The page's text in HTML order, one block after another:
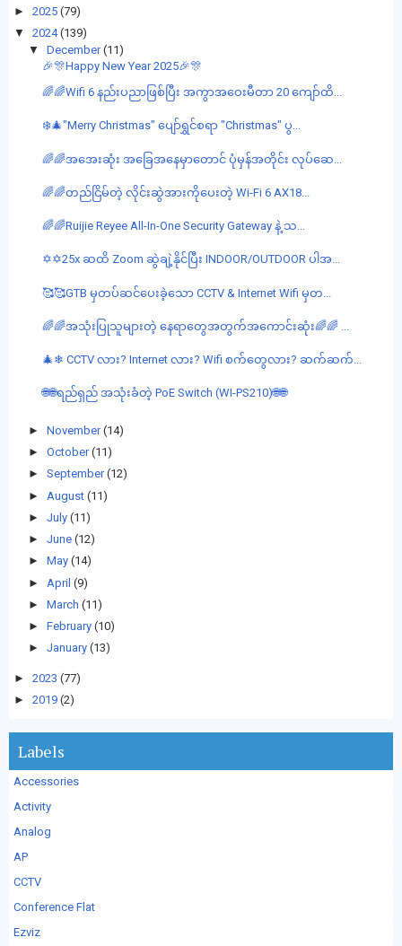
► 2025 (79)
▼
2024 (139)
▼
December (11)
🎉🎊Happy New Year 2025🎉🎊
🌈🌈Wifi 6 နည်းပညာဖြစ်ပြီး အကွာအဝေးမီတာ 20 ကျော်ထိ...
❄️🎄"Merry Christmas" ပျော်ရွှင်စရာ "Christmas" ပွ...
🌈🌈အအေးဆုံး အခြေအနေမှာတောင် ပုံမှန်အတိုင်း လုပ်ဆေ...
🌈🌈တည်ငြိမ်တဲ့ လိုင်းဆွဲအားကိုပေးတဲ့ Wi-Fi 6 AX18...
🌈🌈Ruijie Reyee All-In-One Security Gateway နဲ့ သ...
✡✡25x ဆထိ Zoom ဆွဲချဲ့နိုင်ပြီး INDOOR/OUTDOOR ပါအ...
🥰🥰GTB မှတပ်ဆင်ပေးခဲ့သော CCTV & Internet Wifi မှတ...
🌈🌈အသုံးပြုသူများတဲ့ နေရာတွေအတွက်အကောင်းဆုံး🌈🌈 ...
🎄❄ CCTV လား? Internet လား? Wifi စက်တွေလား? ဆက်ဆက်...
🌐🌐ရည်ရှည် အသုံးခံတဲ့ PoE Switch (WI-PS210)🌐🌐
► November (14)
► October (11)
► September (12)
► August (11)
► July (11)
► June (12)
► May (14)
► April (9)
► March (11)
► February (10)
► January (13)
► 2023 (77)
► 2019 (2)
Labels
Accessories
Activity
Analog
AP
CCTV
Conference Flat
Ezviz